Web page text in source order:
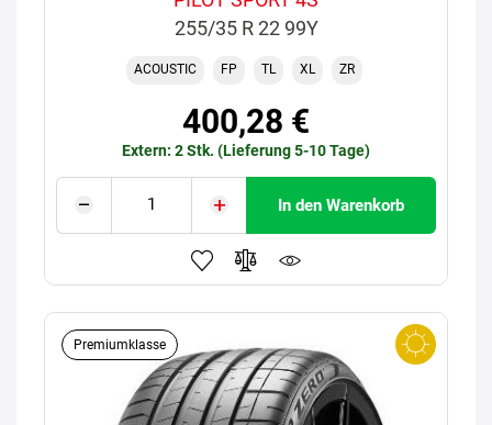
255/35 R 22 99Y
ACOUSTIC FP TL XL ZR
400,28 €
Extern: 2 Stk. (Lieferung 5-10 Tage)
In den Warenkorb
Premiumklasse